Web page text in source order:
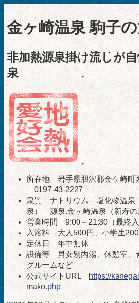
金ヶ崎温泉 駒子
非加熱源泉掛け流しが
泉
所在地 岩手県胆沢郡金ケ崎
0197-43-2227
泉質 ナトリウム―塩化物温泉
泉） 源泉:金ヶ崎温泉（新寿の
営業時間 9:00～21:30（最終入
入浴料 大人500円、小学生200
定休日 年中無休
設備等 男女別内湯、休憩室、
グルームなど
公式サイトURL
https://
mako.php